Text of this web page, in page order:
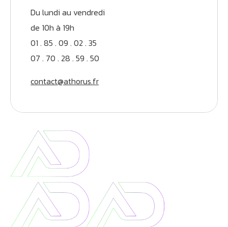
Du lundi au vendredi
de 10h à 19h
01 . 85 . 09 . 02 . 35
07 . 70 . 28 . 59 . 50
contact@athorus.fr